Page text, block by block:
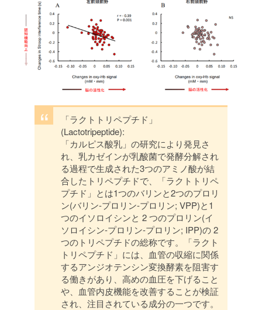
「ラクトトリペプチド」
(Lactotripeptide):
「カルピス酸乳」の研究により発見さ
れ、乳カゼインが乳酸菌で発酵分解され
る過程で生成された3つのアミノ酸が結
合したトリペプチドで、「ラクトトリペ
プチド」とは1つのバリンと2つのプロリ
ン(バリン-プロリン-プロリン; VPP)と1
つのイソロイシンと 2 つのプロリン(イ
ソロイシン-プロリン-プロリン; IPP)の 2
つのトリペプチドの総称です。「ラクト
トリペプチド」には、血管の収縮に関係
するアンジオテンシン変換酵素を阻害す
る働きがあり、高めの血圧を下げること
や、血管内皮機能を改善することが検証
され、注目されている成分の一つです。